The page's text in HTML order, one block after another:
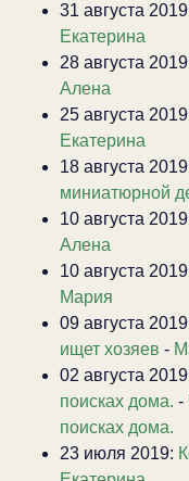
31 августа
Екатерина
28 августа
Алена
25 августа
Екатерина
18 августа
миниатюрной
10 августа
Алена
10 августа
Мария
09 августа
ищет хозяев -
02 августа
поисках дома. -
поисках дома.
23 июля 2019: